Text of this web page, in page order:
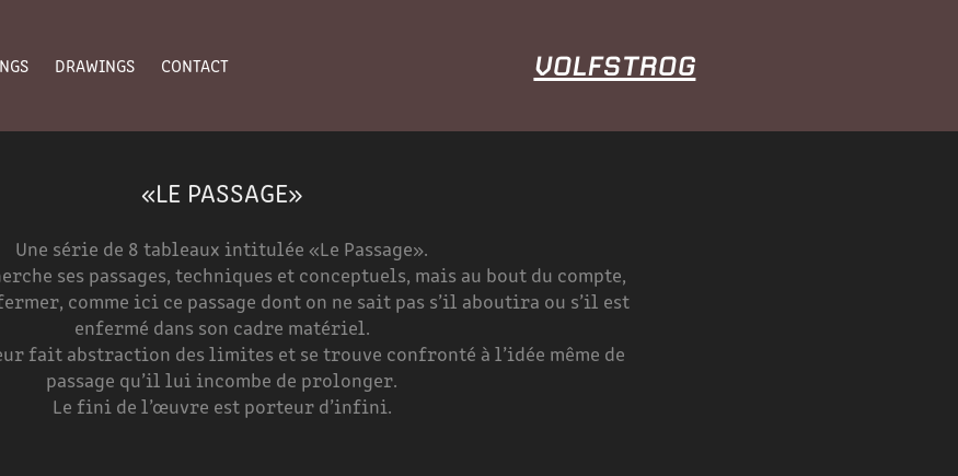
DRAWINGS CONTACT VOLFSTROG
«LE PASSAGE»
Une série de 8 tableaux intitulée «Le Passage».
ses passages, techniques et conceptuels, mais au bout du compte,
comme ici ce passage dont on ne sait pas s’il aboutira ou s’il est
enfermé dans son cadre matériel.
fait abstraction des limites et se trouve confronté à l’idée même de
passage qu’il lui incombe de prolonger.
Le fini de l’œuvre est porteur d’infini.